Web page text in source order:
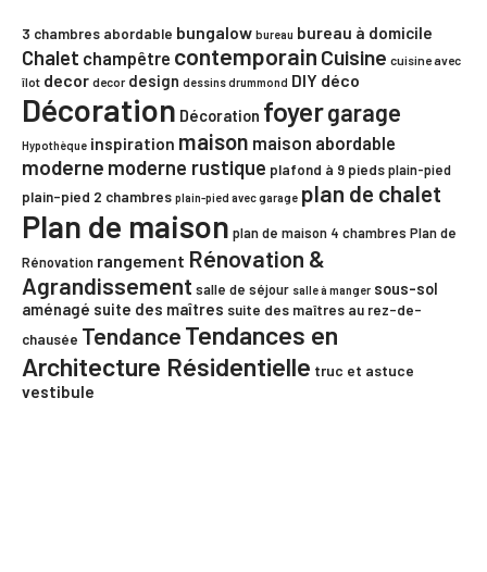
3 chambres abordable bungalow bureau bureau à domicile
Chalet champêtre contemporain Cuisine cuisine avec
îlot decor decor design dessins drummond DIY déco
Décoration Décoration foyergarage
Hypothèque inspiration maison maison abordable
moderne moderne rustique plafond à 9 piedsplain-pied
plain-pied 2 chambres plain-pied avec garage plan de chalet
Plan de maison plan de maison 4 chambres Plan de
Rénovation rangement Rénovation &
Agrandissement salle de séjour salle à manger sous-sol
aménagé suite des maîtres suite des maîtres au rez-de-
chausée Tendance Tendances en
Architecture Résidentielle truc et astuce
vestibule